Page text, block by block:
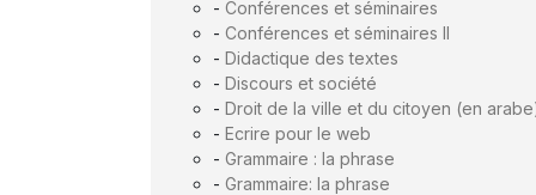
- Conférences et séminaires
- Conférences et séminaires II
- Didactique des textes
- Discours et société
- Droit de la ville et du citoyen (en
- Ecrire pour le web
- Grammaire : la phrase
- Grammaire: la phrase